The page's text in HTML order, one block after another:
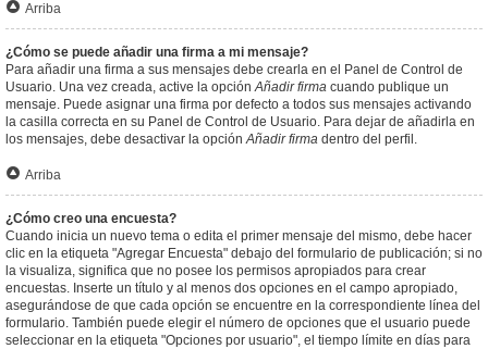
Arriba
¿Cómo se puede añadir una firma a mi mensaje?
Para añadir una firma a sus mensajes debe crearla en el Panel de Control de
Usuario. Una vez creada, active la opciónAñadir firma cuando publique un
mensaje. Puede asignar una firma por defecto a todos sus mensajes activando
la casilla correcta en su Panel de Control de Usuario. Para dejar de añadirla en
los mensajes, debe desactivar la opciónAñadir firma dentro del perfil.
Arriba
¿Cómo creo una encuesta?
Cuando inicia un nuevo tema o edita el primer mensaje del mismo, debe hacer
clic en la etiqueta "Agregar Encuesta" debajo del formulario de publicación; si no
la visualiza, significa que no posee los permisos apropiados para crear
encuestas. Inserte un título y al menos dos opciones en el campo apropiado,
asegurándose de que cada opción se encuentre en la correspondiente línea del
formulario. También puede elegir el número de opciones que el usuario puede
seleccionar en la etiqueta "Opciones por usuario", el tiempo límite en días para